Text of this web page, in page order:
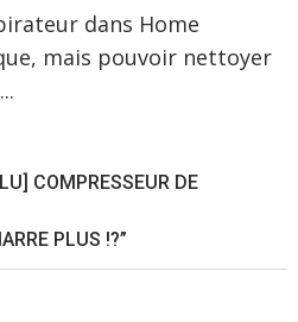
dans Home
mais pouvoir nettoyer
COMPRESSEUR DE
PLUS !?”